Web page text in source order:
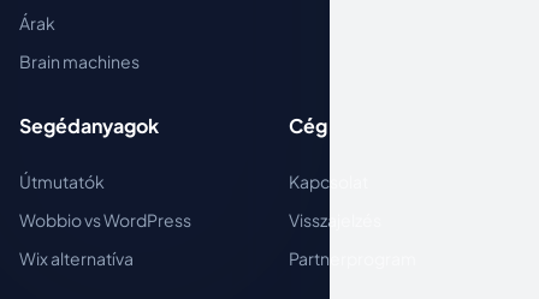
Árak
Brain machines
Segédanyagok
Útmutatók
Wobbio vs WordPress
Wix alternatíva
Cég
Kapcsolat
Visszajelzés
Partnerprogram